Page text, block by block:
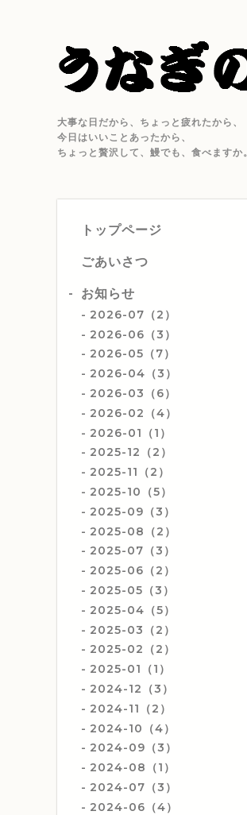
大事な日だから、ちょっと疲れたから、
今日はいいことあったから、
ちょっと贅沢して、鰻でも、食べますか。
トップページ
ごあいさつ
お知らせ
2026-07（2）
2026-06（3）
2026-05（7）
2026-04（3）
2026-03（6）
2026-02（4）
2026-01（1）
2025-12（2）
2025-11（2）
2025-10（5）
2025-09（3）
2025-08（2）
2025-07（3）
2025-06（2）
2025-05（3）
2025-04（5）
2025-03（2）
2025-02（2）
2025-01（1）
2024-12（3）
2024-11（2）
2024-10（4）
2024-09（3）
2024-08（1）
2024-07（3）
2024-06（4）